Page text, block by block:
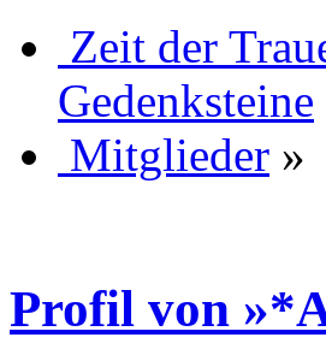
Zeit der
Gedenksteine
Mitglieder »
Profil von